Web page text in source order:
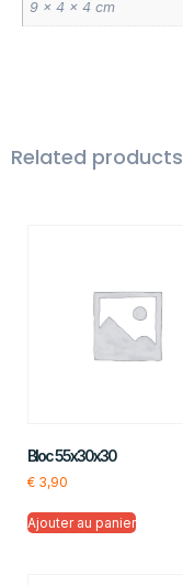
9 × 4 × 4 cm
Related products
Bloc 55x30x30
€ 3,90
Ajouter au panier